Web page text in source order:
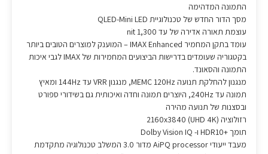
התמונה המדהימה
מסך הדור החדש של טכנולוגיית QLED-Mini LED
עוצמת תאורה אדירה של עד 1,300 nit
עומד בתקן המחמיר IMAX Enhanced – המוענק למוצרים הטובים ביותר
בקטגוריה שעומדים בדרישות הביצועים המחמירות של IMAX לגבי איכות
התמונה והסאונד.
מנגנון להחלקת תנועה MEMC 120Hz, מנגנון VRR עד 144Hz ומאיץ
תמונה עד 240Hz, היוצרים תמונה וחדה ואיכותית גם בשידורי ספורט
ובסצנות של תנועה מהירה
רזולוציה (UHD 4K) 2160x3840
תומך +HDR10 ו- Dolby Vision IQ
מעבד ייעודי AiPQ processor מדור 3.0 המשלב טכנולוגיה מתקדמת